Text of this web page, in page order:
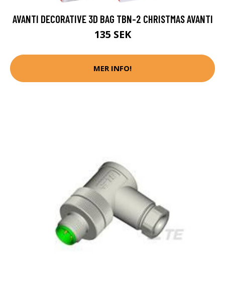
AVANTI DECORATIVE 3D BAG TBN-2 CHRISTMAS AVANTI
135 SEK
MER INFO!